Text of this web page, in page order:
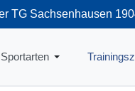
TG Sachsenhausen
+49-69-66374712
Sportarten